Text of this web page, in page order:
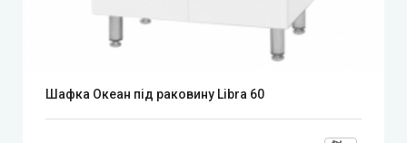
Шафка Океан під раковину Libra 60